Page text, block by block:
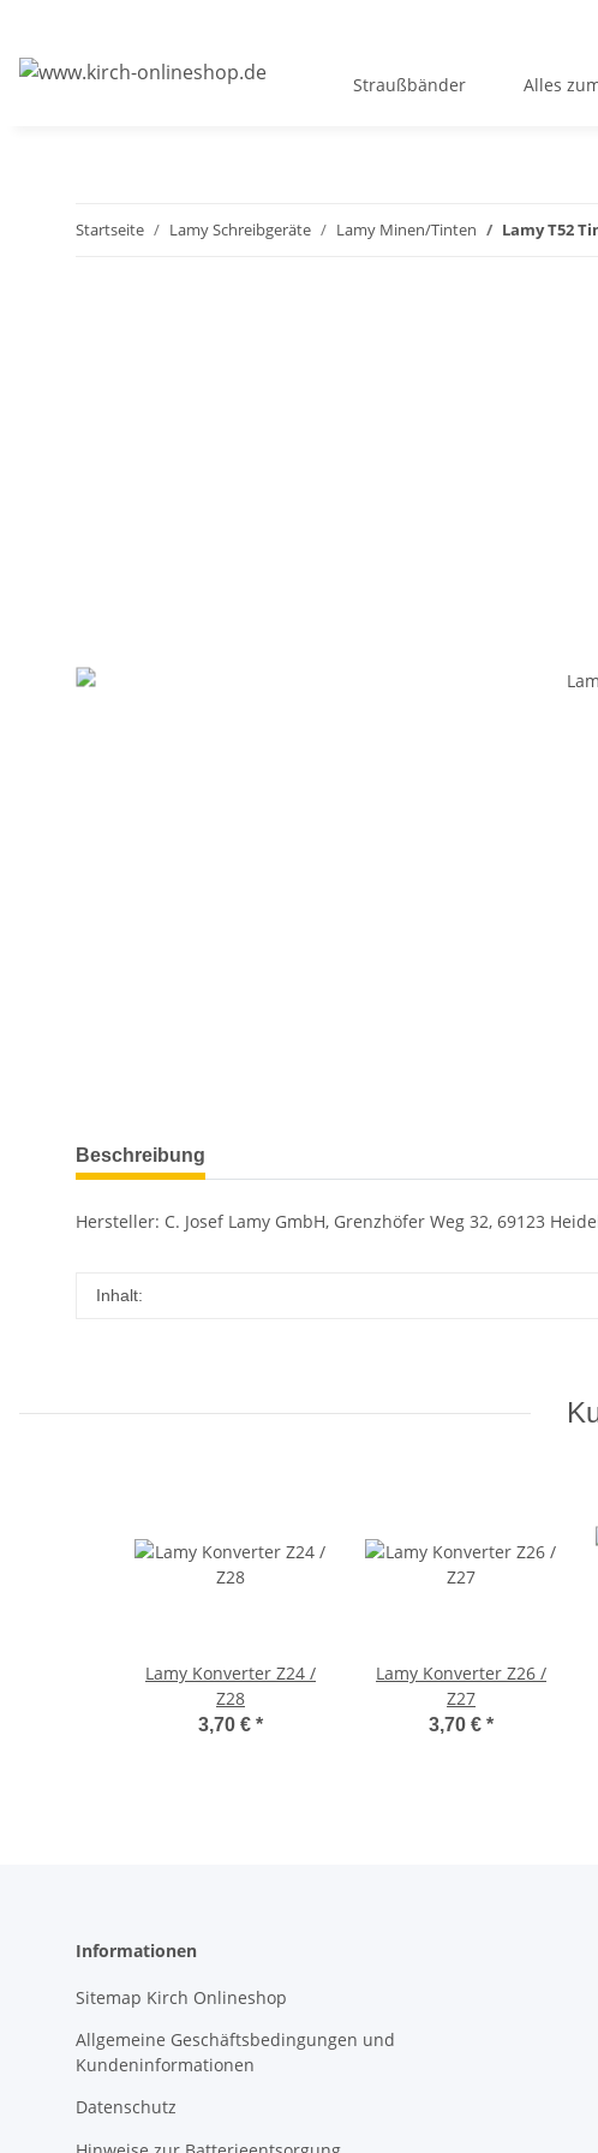
Straußbänder Alles
Startseite Lamy Schreibgeräte Lamy Minen/Tinten Lamy T52
Beschreibung
Hersteller: C. Josef Lamy GmbH, Grenzhöfer Weg 32, 69123
Inhalt:
Lamy Konverter Z24 /
Z28
3,70 € *
Lamy Konverter Z26 /
Z27
3,70 € *
Informationen
Sitemap Kirch Onlineshop
Allgemeine Geschäftsbedingungen und
Kundeninformationen
Datenschutz